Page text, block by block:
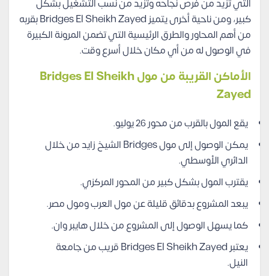
التي تزيد من فرص نجاحه وتزيد من نسب التشغيل بشكل
كبير، ومن ناحية أخرى يتميز Bridges El Sheikh Zayed بقربه
من أهم المحاور والطرق الرئيسية التي تضمن المرونة الكبيرة
في الوصول له من أي مكان خلال أسرع وقت.
الأماكن القريبة من مول Bridges El Sheikh
Zayed
يقع المول بالقرب من محور 26 يوليو.
يمكن الوصول إلى مول Bridges الشيخ زايد من خلال
الدائري الأوسطي.
يقترب المول بشكل كبير من المحور المركزي.
يبعد المشروع بدقائق قليلة عن مول العرب ومول مصر.
كما يسهل الوصول إلى المشروع من خلال هايبر وان.
يعتبر Bridges El Sheikh Zayed قريب من جامعة
النيل.